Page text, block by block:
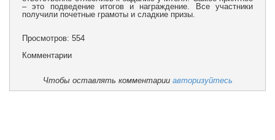
– это подведение итогов и награждение. Все участники
получили почетные грамоты и сладкие призы.
Просмотров: 554
Комментарии
Чтобы оставлять комментарии авторизуйтесь